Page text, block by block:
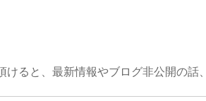
ると、最新情報やブログ非公開の話